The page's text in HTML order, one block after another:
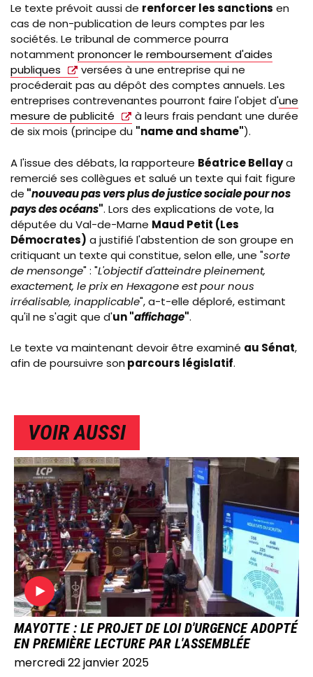
Le texte prévoit aussi de renforcer les sanctions en
cas de non-publication de leurs comptes par les
sociétés. Le tribunal de commerce pourra
notamment prononcer le remboursement d'aides
publiques
versées à une entreprise qui ne
procéderait pas au dépôt des comptes annuels. Les
entreprises contrevenantes pourront faire l'objet d'une
mesure de publicité
à leurs frais pendant une durée
de six mois (principe du "name and shame").
A l'issue des débats, la rapporteure Béatrice Bellaya
remercié ses collègues et salué un texte qui fait figure
de "nouveau pas vers plus de justice sociale pour nos
pays des océans". Lors des explications de vote, la
députée du Val-de-Marne Maud Petit (Les
Démocrates) a justifié l'abstention de son groupe en
critiquant un texte qui constitue, selon elle, une "sorte
de mensonge" : "L'objectif d'atteindre pleinement,
exactement, le prix en Hexagone est pour nous
irréalisable, inapplicable", a-t-elle déploré, estimant
qu'il ne s'agit que d'un "affichage".
Le texte va maintenant devoir être examiné au Sénat,
afin de poursuivre son parcours législatif.
VOIR AUSSI
IMAGE
MAYOTTE : LE PROJET DE LOI D'URGENCE ADOPTÉ
EN PREMIÈRE LECTURE PAR L'ASSEMBLÉE
mercredi 22 janvier 2025